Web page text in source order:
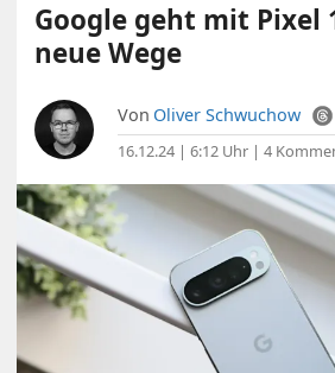
Google geht mit Pixel
neue Wege
Von Oliver Schwuchow
16.12.24 | 6:12 Uhr |4